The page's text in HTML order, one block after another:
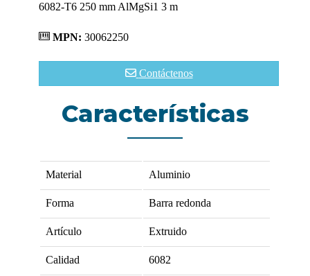
6082-T6 250 mm AlMgSi1 3 m
MPN: 30062250
Contáctenos
Características
Material Aluminio
Forma Barra redonda
Artículo Extruido
Calidad 6082